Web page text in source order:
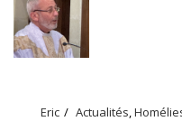
Eric Actualités,